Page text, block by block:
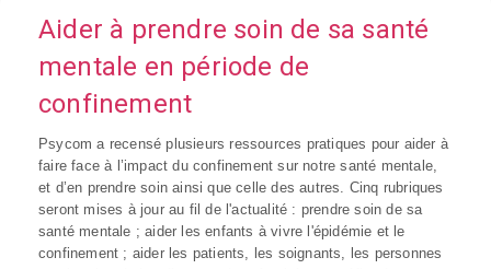
Aider à prendre soin de sa santé
mentale en période de
confinement
Psycom a recensé plusieurs ressources pratiques pour aider à
faire face à l’impact du confinement sur notre santé mentale,
et d’en prendre soin ainsi que celle des autres. Cinq rubriques
seront mises à jour au fil de l'actualité : prendre soin de sa
santé mentale ; aider les enfants à vivre l'épidémie et le
confinement ; aider les patients, les soignants, les personnes